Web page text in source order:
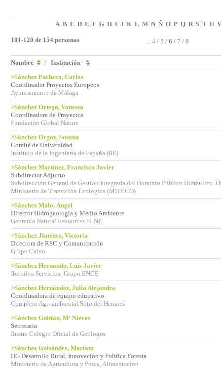
A B C D E F G H I J K L M N Ñ O P Q R S T U V
101-120 de 154 personas ... 4 / 5 / 6 / 7 / 8
Nombre / Institución
>Sánchez Pacheco, Carlos
Coordinador Proyectos Europeos
Ayuntamiento de Málaga
>Sánchez Ortega, Vanessa
Coordinadora de Proyectos
Fundación Global Nature
>Sánchez Orgaz, Susana
Comité de Universidad
Instituto de la Ingeniería de España (IIE)
>Sánchez Martínez, Francisco Javier
Subdirector Adjunto
Subdirección General de Gestión Integrada del Dominio Público Hidráulico.
Ministerio de Transición Ecológica (MITECO)
>Sánchez Malo, Ángel
Director Hidrogeologia y Medio Ambiente
Geomnia Natural Resources SLNE
>Sánchez Jiménez, Victoria
Directora de RSC y Comunicación
Grupo Calvo
>Sánchez Hernando, Luis Javier
Ibersilva Servicios- Grupo ENCE
>Sánchez Hernández, Julia Alejandra
Coordinadora de equipo educativo
Complejo Agroambiental Soto del Henares
>Sánchez Guitián, Mª Nieves
Secretaria
Ilustre Colegio Oficial de Geólogos
>Sánchez Guisández, Mariam
DG Desarrollo Rural, Innovación y Política Foresta
Ministerio de Agricultura y Pesca, Alimentación